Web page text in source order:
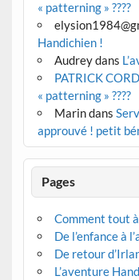
« patterning » ????
Handichien !
Audreydans
PATRICK
« patterning » ????
Marindans
approuvé ! petit
Pages
Comment tout à
De l’enfance à
De retour
L’aventure